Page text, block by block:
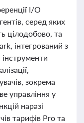
I/O
серед яких
цілодобово, та
інтегрований з
зокрема
управління у
наразі
тарифів Pro та